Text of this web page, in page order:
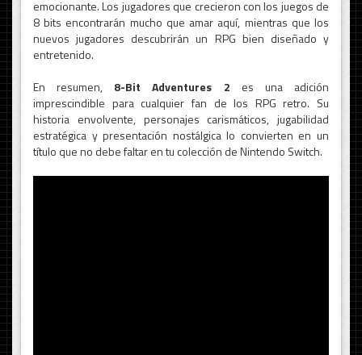
emocionante. Los jugadores que crecieron con los juegos de
8 bits encontrarán mucho que amar aquí, mientras que los
nuevos jugadores descubrirán un RPG bien diseñado y
entretenido.
En resumen, 8-Bit Adventures 2 es una adición
imprescindible para cualquier fan de los RPG retro. Su
historia envolvente, personajes carismáticos, jugabilidad
estratégica y presentación nostálgica lo convierten en un
título que no debe faltar en tu colección de Nintendo Switch.